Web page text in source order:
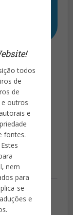
todos
de
de
outros
e
fontes.
nem
para
se
e